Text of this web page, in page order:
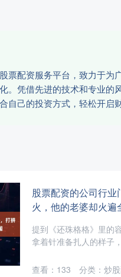
票配资服务平台，致力于
。凭借先进的技术和专业
自己的投资方式，轻松开启
股票配资的公司行
火，他的老婆却火遍
提到《还珠格格》里的
拿着针准备扎人的样子
查看： 133 分类： 炒